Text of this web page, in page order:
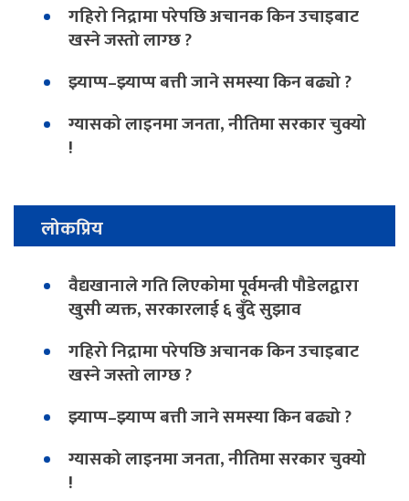
गहिरो निद्रामा परेपछि अचानक किन उचाइबाट
खस्ने जस्तो लाग्छ ?
झ्याप्प–झ्याप्प बत्ती जाने समस्या किन बढ्यो ?
ग्यासको लाइनमा जनता, नीतिमा सरकार चुक्यो
!
लोकप्रिय
वैद्यखानाले गति लिएकोमा पूर्वमन्त्री पौडेलद्वारा
खुसी व्यक्त, सरकारलाई ६ बुँदे सुझाव
गहिरो निद्रामा परेपछि अचानक किन उचाइबाट
खस्ने जस्तो लाग्छ ?
झ्याप्प–झ्याप्प बत्ती जाने समस्या किन बढ्यो ?
ग्यासको लाइनमा जनता, नीतिमा सरकार चुक्यो
!